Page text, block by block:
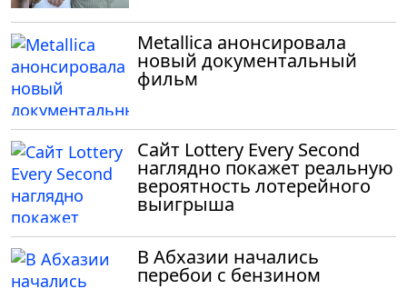
Metallica анонсировала
новый документальный
фильм
Сайт Lottery Every Second
наглядно покажет реальную
вероятность лотерейного
выигрыша
В Абхазии начались
перебои с бензином